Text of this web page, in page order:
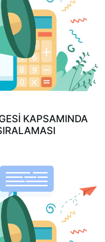
KAPSAMINDA